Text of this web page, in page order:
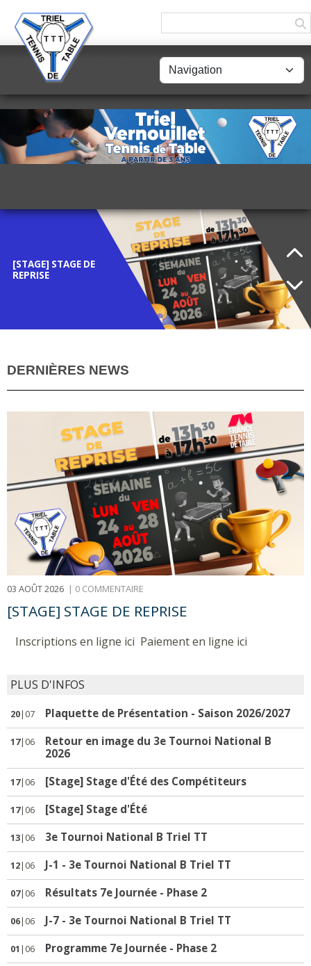
LICENCE
DÉMATÉRIALISÉE
[STAGE] STAGE DE
REPRISE
PLAQUETTE DE
PRÉSENTATION -
PROGRAMME DES
STAGES - SAISON
2025/2026
SECTION
HANDISPORT
DERNIÈRES NEWS
03 AOÛT 2026 | 0 COMMENTAIRE
[STAGE] STAGE DE REPRISE
Inscriptions en ligne ici Paiement en ligne ici
PLUS D'INFOS
20|07 Plaquette de Présentation - Saison 2026/2027
17|06
Retour en image du 3e Tournoi National B
2026
17|06 [Stage] Stage d'Été des Compétiteurs
17|06 [Stage] Stage d'Été
13|06 3e Tournoi National B Triel TT
12|06 J-1 - 3e Tournoi National B Triel TT
07|06 Résultats 7e Journée - Phase 2
06|06 J-7 - 3e Tournoi National B Triel TT
01 |06 Programme 7e Journée - Phase 2